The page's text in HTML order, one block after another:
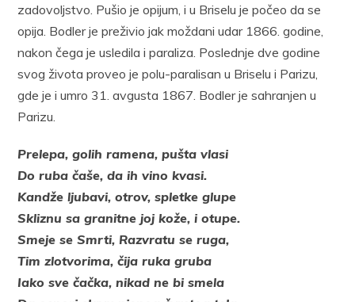
zadovoljstvo. Pušio je opijum, i u Briselu je počeo da se
opija. Bodler je preživio jak moždani udar 1866. godine,
nakon čega je usledila i paraliza. Poslednje dve godine
svog života proveo je polu-paralisan u Briselu i Parizu,
gde je i umro 31. avgusta 1867. Bodler je sahranjen u
Parizu.
Prelepa, golih ramena, pušta vlasi
Do ruba čaše, da ih vino kvasi.
Kandže ljubavi, otrov, spletke glupe
Skliznu sa granitne joj kože, i otupe.
Smeje se Smrti, Razvratu se ruga,
Tim zlotvorima, čija ruka gruba
Iako sve čačka, nikad ne bi smela